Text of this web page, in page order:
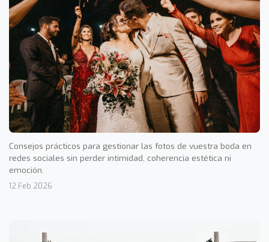
Consejos prácticos para gestionar las fotos de vuestra boda en
redes sociales sin perder intimidad, coherencia estética ni
emoción.
12 Feb 2026